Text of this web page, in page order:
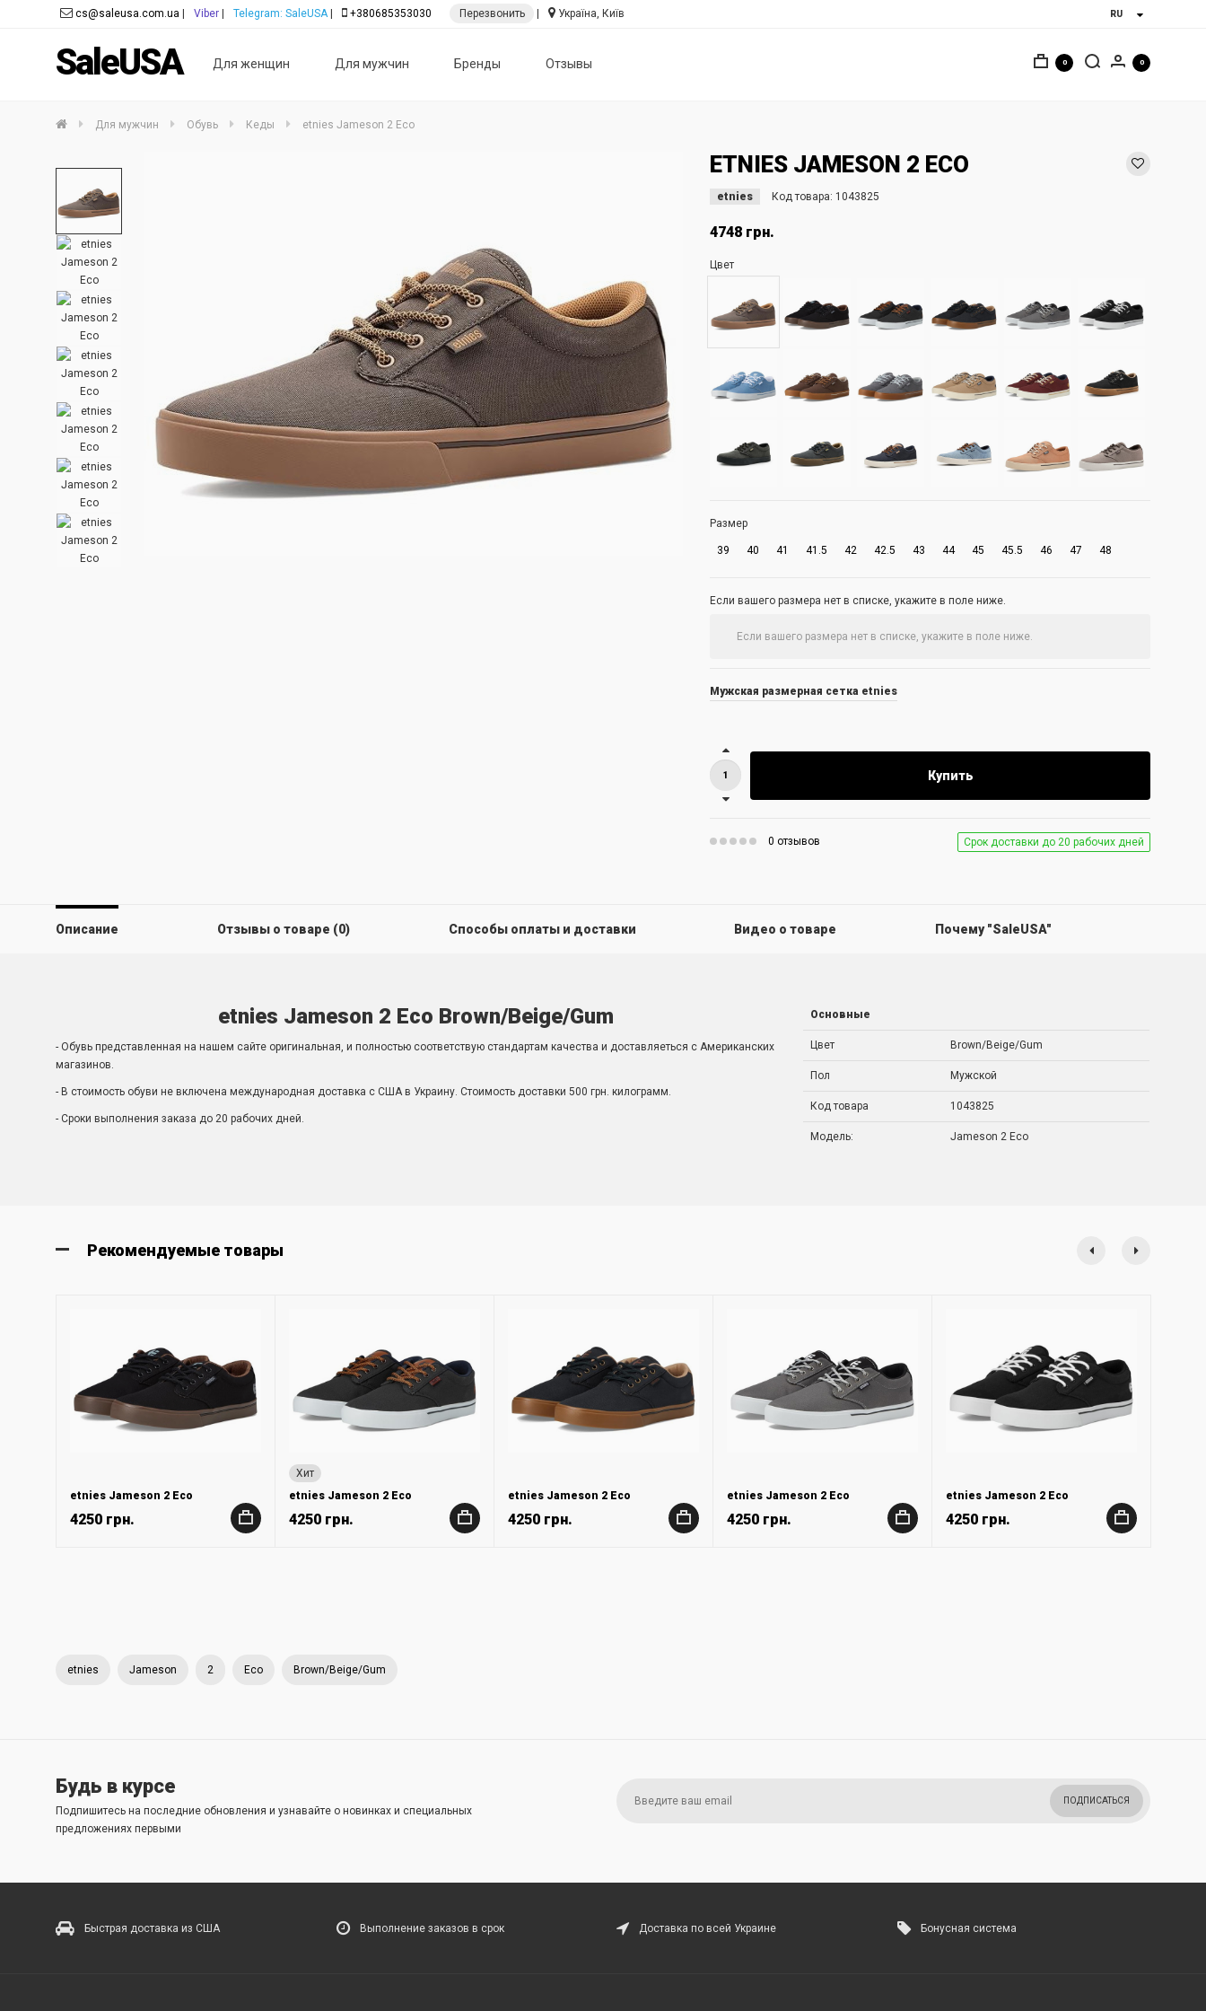
SaleUSA Для женщин Для мужчин Бренды Отзывы
cs@saleusa.com.ua Viber Telegram: SaleUSA| +380685353030 Перезвонить Україна, Київ
0 0
Для мужчин Обувь Кеды etnies Jameson 2 Eco
ETNIES JAMESON 2 ECO
etnies Код товара: 1043825
4748 грн.
Цвет
Размер
39 40 41 41.5 42 42.5 43 44 45 45.5 46 47 48
Если вашего размера нет в списке, укажите в поле ниже.
Мужская размерная сетка etnies
Купить
0 отзывов Срок доставки до 20 рабочих дней
Описание Отзывы о товаре (0) Способы оплаты и доставки Видео о товаре Почему "SaleUSA"
etnies Jameson 2 Eco Brown/Beige/Gum
- Обувь представленная на нашем сайте оригинальная, и полностью соответствую стандартам качества и доставляеться с Американских
магазинов.
- В стоимость обуви не включена международная доставка с США в Украину. Стоимость доставки 500 грн. килограмм.
- Сроки выполнения заказа до 20 рабочих дней.
Основные
Цвет Brown/Beige/Gum
Пол Мужской
Код товара 1043825
Модель: Jameson 2 Eco
Рекомендуемые товары
etnies Jameson 2 Eco
4250 грн. +
Хит
etnies Jameson 2 Eco
4250 грн. +
etnies Jameson 2 Eco
4250 грн. +
etnies Jameson 2 Eco
4250 грн. +
etnies Jameson 2 Eco
4250 грн. +
etnies Jameson 2 Eco Brown/Beige/Gum
Будь в курсе
Подпишитесь на последние обновления и узнавайте о новинках и специальных
предложениях первыми
ПОДПИСАТЬСЯ
Быстрая доставка из США Выполнение заказов в срок Доставка по всей Украине Бонусная система